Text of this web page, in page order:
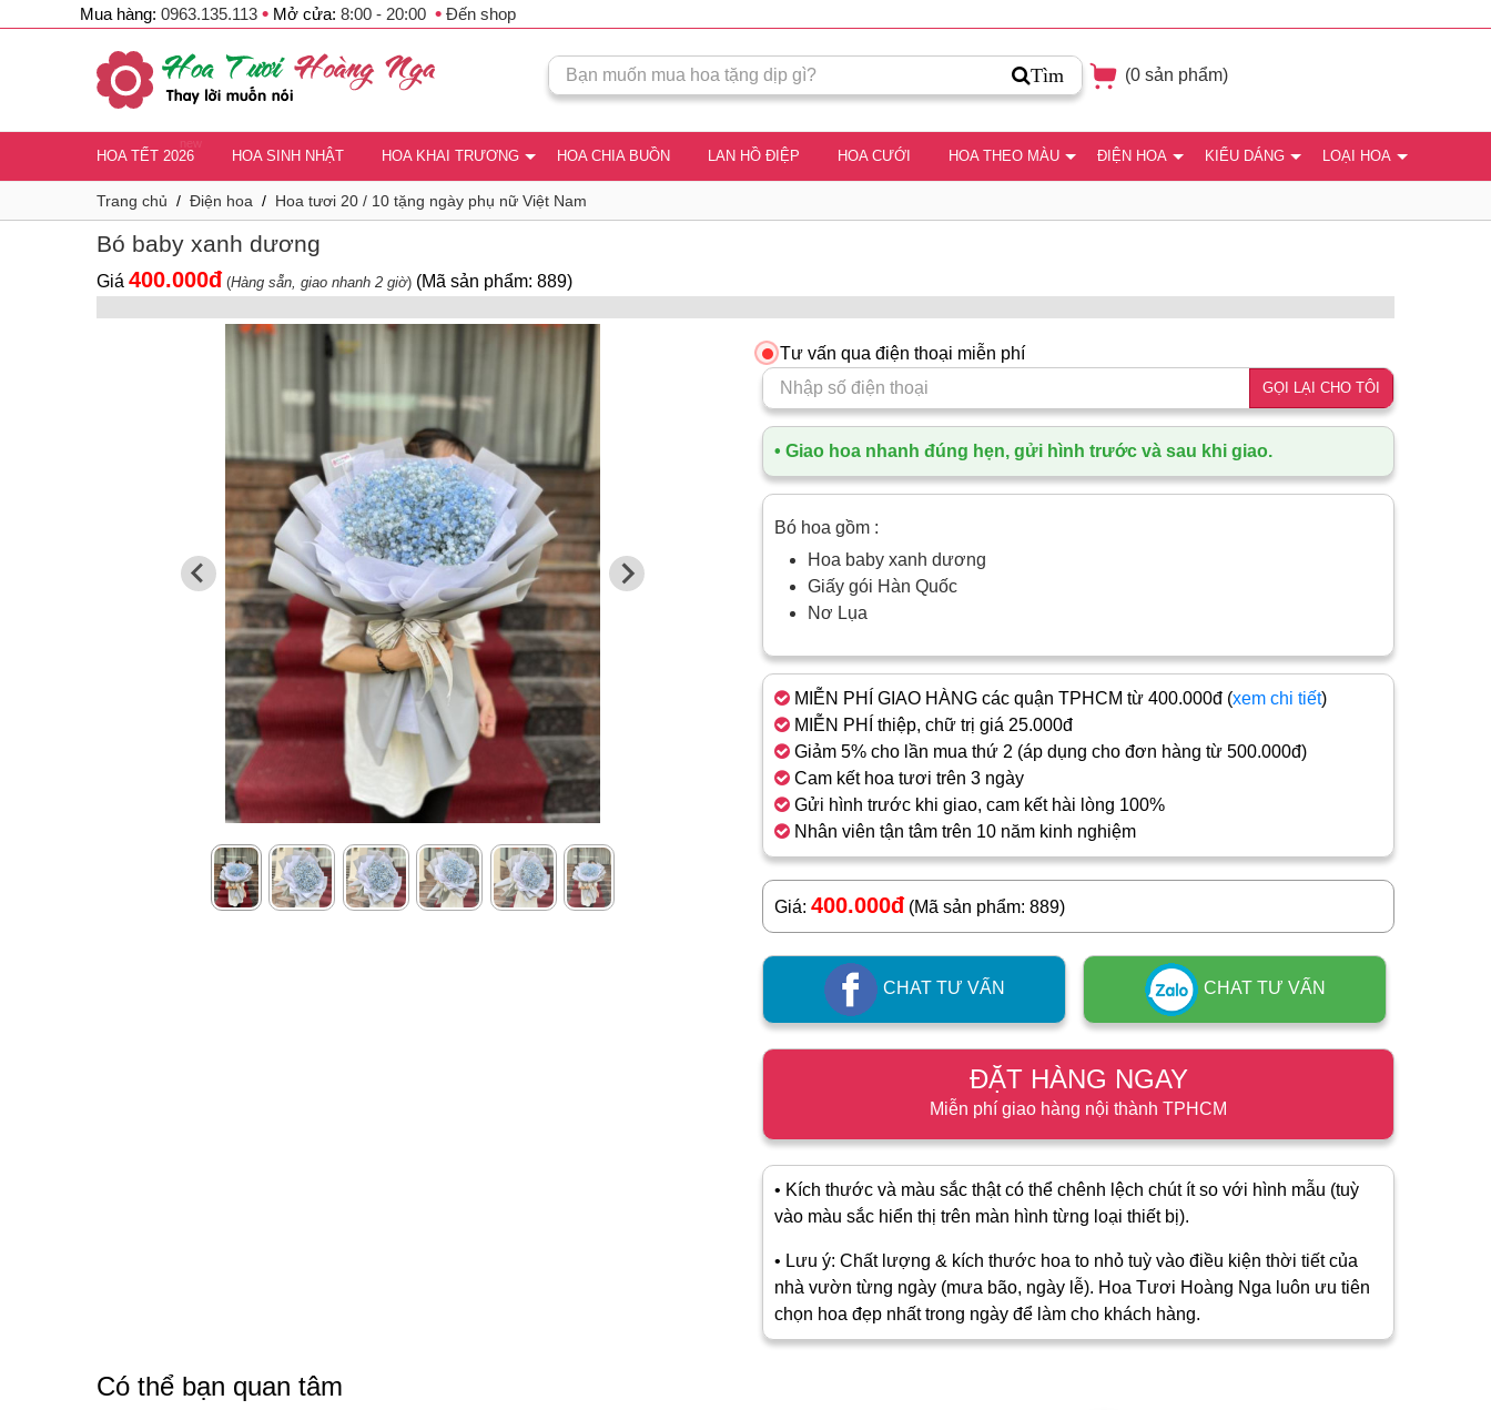
Mua hàng: 0963.135.113 • Mở cửa: 8:00 - 20:00 • Đến shop
Tìm (0 sản phẩm)
new
HOA TẾT 2026 HOA SINH NHẬT HOA KHAI TRƯƠNG HOA CHIA BUỒN LAN HỒ ĐIỆP HOA CƯỚI HOA THEO MÀU ĐIỆN HOA KIỂU DÁNG LOẠI HOA
Trang chủ / Điện hoa / Hoa tươi 20 / 10 tặng ngày phụ nữ Việt Nam
Bó baby xanh dương
Giá 400.000đ (Hàng sẵn, giao nhanh 2 giờ) (Mã sản phẩm: 889)
Tư vấn qua điện thoại miễn phí
GỌI LẠI CHO TÔI
• Giao hoa nhanh đúng hẹn, gửi hình trước và sau khi giao.
Bó hoa gồm :
Hoa baby xanh dương
Giấy gói Hàn Quốc
Nơ Lụa
MIỄN PHÍ GIAO HÀNG các quận TPHCM từ 400.000đ (xem chi tiết)
MIỄN PHÍ thiệp, chữ trị giá 25.000đ
Giảm 5% cho lần mua thứ 2 (áp dụng cho đơn hàng từ 500.000đ)
Cam kết hoa tươi trên 3 ngày
Gửi hình trước khi giao, cam kết hài lòng 100%
Nhân viên tận tâm trên 10 năm kinh nghiệm
Giá: 400.000đ (Mã sản phẩm: 889)
CHAT TƯ VẤN CHAT TƯ VẤN
ĐẶT HÀNG NGAY
Miễn phí giao hàng nội thành TPHCM
• Kích thước và màu sắc thật có thể chênh lệch chút ít so với hình mẫu (tuỳ
vào màu sắc hiển thị trên màn hình từng loại thiết bị).
• Lưu ý: Chất lượng & kích thước hoa to nhỏ tuỳ vào điều kiện thời tiết của
nhà vườn từng ngày (mưa bão, ngày lễ). Hoa Tươi Hoàng Nga luôn ưu tiên
chọn hoa đẹp nhất trong ngày để làm cho khách hàng.
Có thể bạn quan tâm